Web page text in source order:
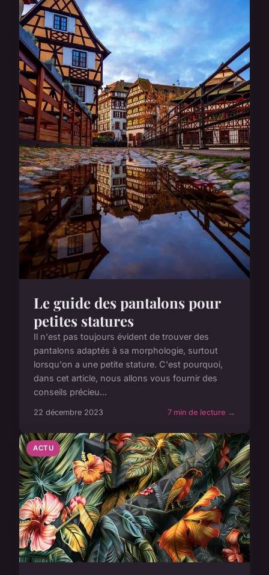
Le guide des pantalons pour
petites statures
Il n'est pas toujours évident de trouver des
pantalons adaptés à sa morphologie, surtout
lorsqu'on a une petite stature. C'est pourquoi,
dans cet article, nous allons vous fournir des
conseils précieu...
22 décembre 2023 7 min de lecture →
ACTU